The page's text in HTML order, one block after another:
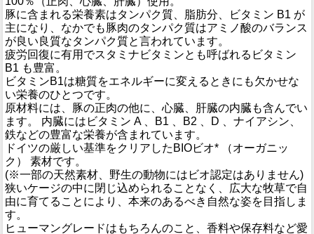
豚に含まれる栄養素はタンパク質、脂肪分、ビタミン B1 が
主になり、なかでも豚肉のタンパク質はアミノ酸のバランス
が良い良質なタンパク質と言われています。
疲労回復に有用でスタミナビタミンとも呼ばれるビタミン
B1 も豊富。
ビタミンB1は糖質をエネルギーに変えるときにも欠かせな
い栄養のひとつです。
原材料には、豚の正肉の他に、心臓、肝臓の内臓も含んでい
ます。 内臓にはビタミン A 、B1 、B2 、D 、ナイアシン、
鉄などの豊富な栄養が含まれています。
ドイツの厳しい基準をクリアしたBIOビオ* （オーガニッ
ク） 素材です。
(※一部の天然素材、野生の動物にはビオ認定はありません)
狭いケージの中に閉じ込められることなく、広大な牧草で自
由に育てることにより、本来のあるべき自然な姿を目指しま
す。
ヒューマングレードはもちろんのこと、香料や保存料など愛